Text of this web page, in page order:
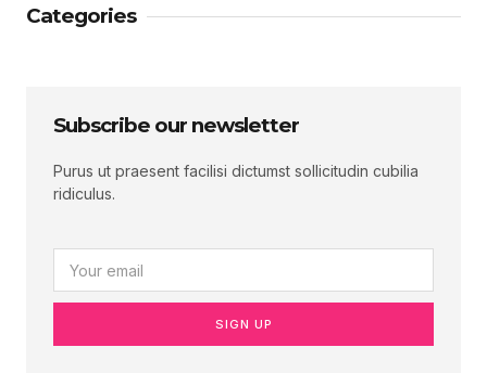
Categories
Subscribe our newsletter
Purus ut praesent facilisi dictumst sollicitudin cubilia
ridiculus.
SIGN UP